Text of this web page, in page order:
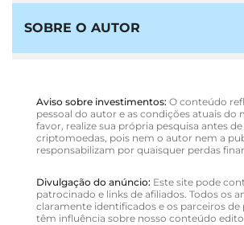
SOBRE O AUTOR
Aviso sobre investimentos: O conteúdo
pessoal do autor e as condições atuais do
favor, realize sua própria pesquisa antes
criptomoedas, pois nem o autor nem a
responsabilizam por quaisquer perdas
Divulgação do anúncio: Este site pode
patrocinado e links de afiliados. Todos os
claramente identificados e os parceiros de
têm influência sobre nosso conteúdo